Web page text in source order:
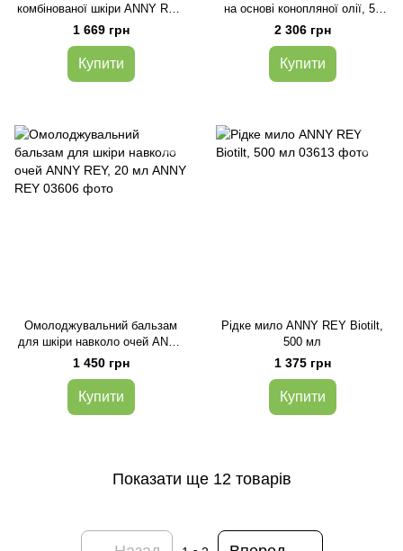
комбінованої шкіри ANNY REY
Anti-imperfections, 50 мл
1 669 грн
Купити
на основі конопляної олії, 50
мл
2 306 грн
Купити
Омолоджувальний бальзам
для шкіри навколо очей ANNY
REY, 20 мл ANNY REY
1 450 грн
Купити
Рідке мило ANNY REY Biotilt,
500 мл
1 375 грн
Купити
Показати ще 12 товарів